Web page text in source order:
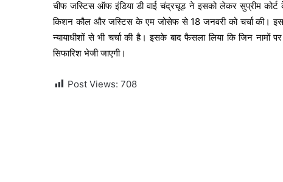
चीफ जस्टिस ऑफ इंडिया डी वाई चंद्रचूड़ ने इसको लेकर सुप्रीम
किशन कौल और जस्टिस के एम जोसेफ से 18 जनवरी को चर्चा की।
न्यायाधीशों से भी चर्चा की है। इसके बाद फैसला लिया कि जिन
सिफारिश भेजी जाएगी।
Post Views: 708